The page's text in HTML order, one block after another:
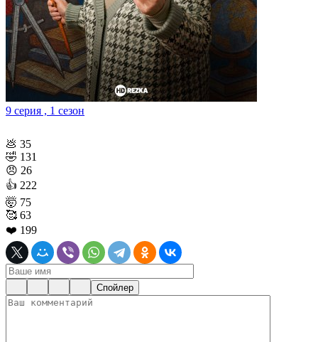
9 серия , 1 сезон
💩 35
🤣 131
😠 26
👍 222
🤯 75
🥰 63
❤️ 199
Спойлер